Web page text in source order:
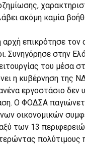
ακόμη καμία
αρχή επικρότησε
Συνηγόρησε στην
του μέσα
η κυβέρνηση της
εργοστάσιο δεν
Ο ΦΟΔΣΑ
οικονομικών
των 13
πολύτιμους